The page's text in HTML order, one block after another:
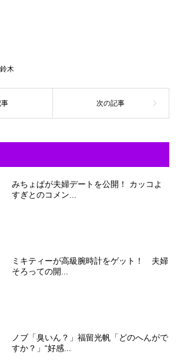
木
みちょぱが夫婦デートを公開！ カッコよ
すぎとのコメン...
ミキティーが高級腕時計をゲット！ 夫婦
そろっての開...
ノブ「臭いん？」福留光帆「どのへんがで
すか？」“好感...